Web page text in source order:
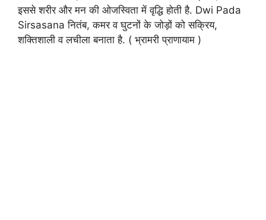
इससे शरीर और मन की ओजस्विता में वृद्धि होती है. Dwi Pada
Sirsasana नितंब, कमर व घुटनों के जोड़ों को सक्रिय,
शक्तिशाली व लचीला बनाता है. ( भ्रामरी प्राणायाम )